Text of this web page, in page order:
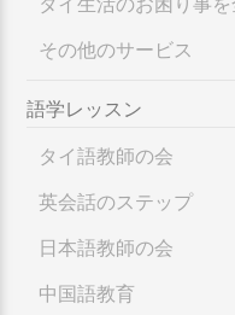
その他のサービス
語学レッスン
タイ語教師の会
英会話のステップ
日本語教師の会
中国語教育